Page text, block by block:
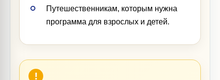
Путешественникам, которым нужна
программа для взрослых и детей.